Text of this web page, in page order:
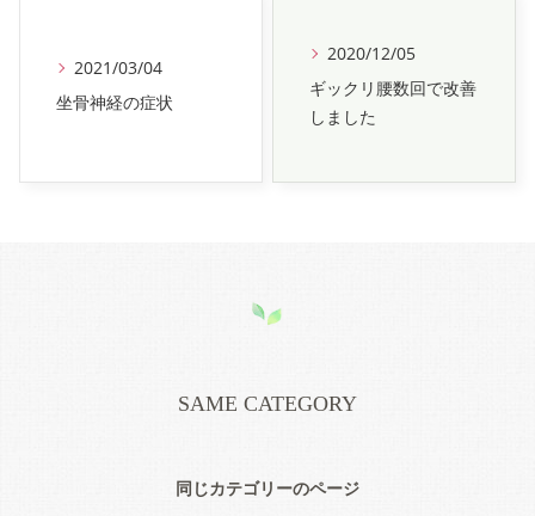
2021/03/04
坐骨神経の症状
2020/12/05
ギックリ腰数回で改善
しました
同じカテゴリーのページ
SAME CATEGORY